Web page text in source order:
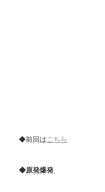
◆前回はこちら
◆原発爆発